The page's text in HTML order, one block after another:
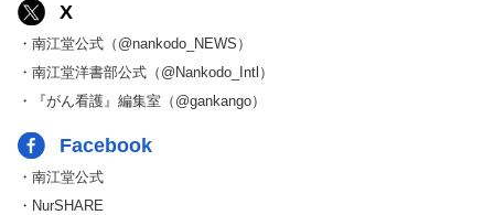
X
・南江堂公式（@nankodo_NEWS）
・南江堂洋書部公式（@Nankodo_Intl）
・『がん看護』編集室（@gankango）
Facebook
・南江堂公式
・NurSHARE